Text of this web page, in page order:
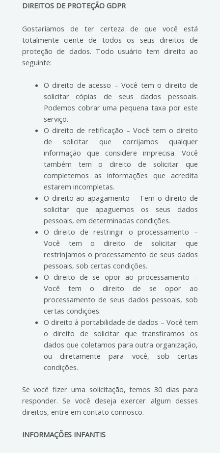
DIREITOS DE PROTEÇÃO GDPR
Gostaríamos de ter certeza de que você está
totalmente ciente de todos os seus direitos de
proteção de dados. Todo usuário tem direito ao
seguinte:
O direito de acesso – Você tem o direito de
solicitar cópias de seus dados pessoais.
Podemos cobrar uma pequena taxa por este
serviço.
O direito de retificação – Você tem o direito
de solicitar que corrijamos qualquer
informação que considere imprecisa. Você
também tem o direito de solicitar que
completemos as informações que acredita
estarem incompletas.
O direito ao apagamento – Tem o direito de
solicitar que apaguemos os seus dados
pessoais, em determinadas condições.
O direito de restringir o processamento –
Você tem o direito de solicitar que
restrinjamos o processamento de seus dados
pessoais, sob certas condições.
O direito de se opor ao processamento –
Você tem o direito de se opor ao
processamento de seus dados pessoais, sob
certas condições.
O direito à portabilidade de dados – Você tem
o direito de solicitar que transfiramos os
dados que coletamos para outra organização,
ou diretamente para você, sob certas
condições.
Se você fizer uma solicitação, temos 30 dias para
responder. Se você deseja exercer algum desses
direitos, entre em contato connosco.
INFORMAÇÕES INFANTIS